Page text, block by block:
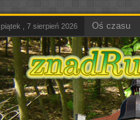
piątek , 7 sierpień 2026 Oś czasu